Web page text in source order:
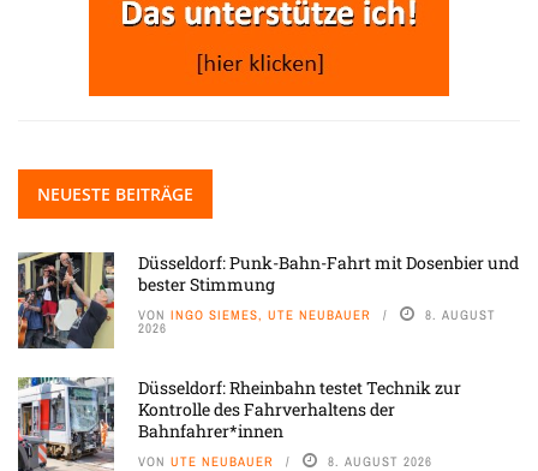
NEUESTE BEITRÄGE
Düsseldorf: Punk-Bahn-Fahrt mit Dosenbier und
bester Stimmung
VON INGO SIEMES, UTE NEUBAUER 8. AUGUST
2026
Düsseldorf: Rheinbahn testet Technik zur
Kontrolle des Fahrverhaltens der
Bahnfahrer*innen
VON UTE NEUBAUER 8. AUGUST 2026